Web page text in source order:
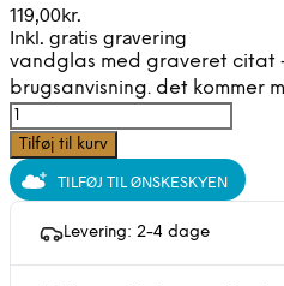
119,00kr.
Inkl. gratis gravering
vandglas med graveret citat
brugsanvisning. det kommer
Tilføj til kurv
TILFØJ TIL ØNSKESKYEN
Levering: 2-4 dage